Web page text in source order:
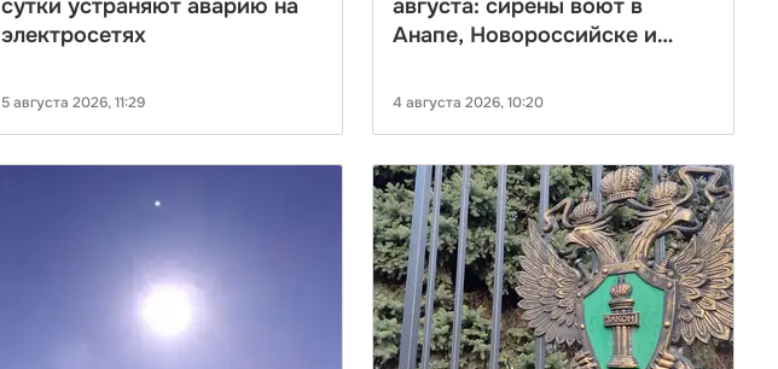
сутки устраняют аварию на
электросетях
5 августа 2026, 11:29
августа: сирены воют в
Анапе, Новороссийске и
4 августа 2026, 10:20